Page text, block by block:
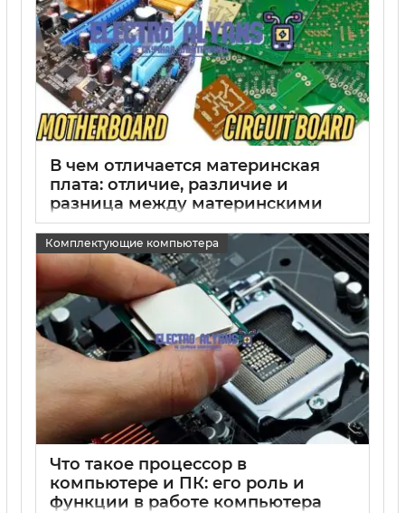
В чем отличается материнская
плата: отличие, различие и
разница между материнскими
платами
15 05 2025 0
Комплектующие компьютера
Что такое процессор в
компьютере и ПК: его роль и
функции в работе компьютера